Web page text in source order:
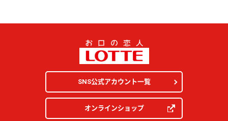
SNS公式アカウント一覧
オンラインショップ